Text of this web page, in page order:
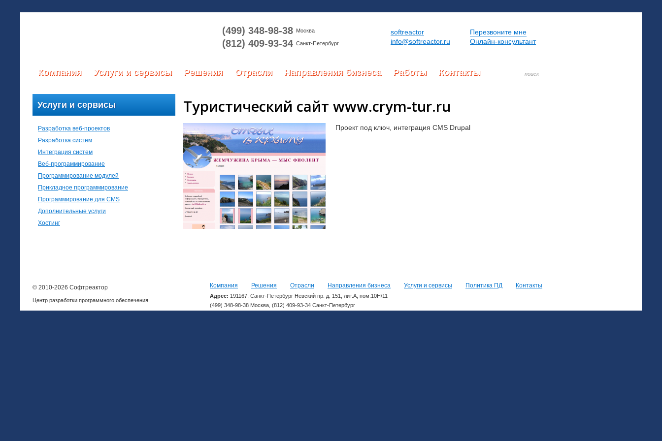
(499) 348-98-38 Москва
(812) 409-93-34 Санкт-Петербург
softreactor
info@softreactor.ru
Перезвоните мне
Онлайн-консультант
Компания Услуги и сервисы Решения Отрасли Направления бизнеса Работы Контакты
Услуги и сервисы
Разработка веб-проектов
Разработка систем
Интеграция систем
Веб-программирование
Программирование модулей
Прикладное программирование
Программирование для CMS
Дополнительные услуги
Хостинг
Туристический сайт www.crym-tur.ru
Проект под ключ, интеграция CMS Drupal
© 2010-2026 Софтреактор
Центр разработки программного обеспечения
Компания Решения Отрасли Направления бизнеса Услуги и сервисы Политика ПД Контакты
Адрес: 191167, Санкт-Петербург Невский пр. д. 151, лит.А, пом.10Н/11
(499) 348-98-38 Москва, (812) 409-93-34 Санкт-Петербург